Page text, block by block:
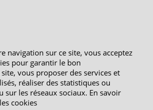
navigation sur ce site, vous acceptez
pour garantir le bon
vous proposer des services et
réaliser des statistiques ou
sur les réseaux sociaux. En savoir
cookies